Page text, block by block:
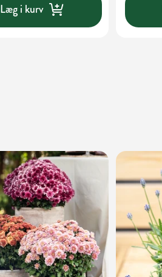
Læg i kurv